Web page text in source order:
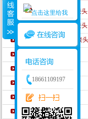
PARKER硬管及硬管接头
PARKER软管及软管接头
PARKER A-LOK仪表接头
PARKER密封件
PARKER液压元件
Walterscheid钢管接头
AEROQUIP胶管
18661109197